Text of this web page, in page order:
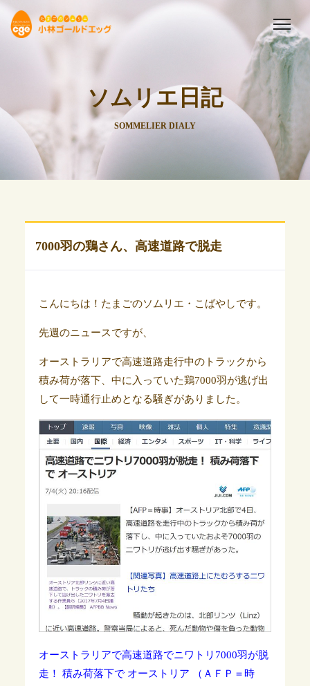
ソムリエ日記
SOMMELIER DIALY
7000羽の鶏さん、高速道路で脱走
こんにちは！たまごのソムリエ・こばやしです。
先週のニュースですが、
オーストラリアで高速道路走行中のトラックから
積み荷が落下、中に入っていた鶏7000羽が逃げ出
して一時通行止めとなる騒ぎがありました。
オーストラリアで高速道路でニワトリ7000羽が脱
走！ 積み荷落下で オーストリア （ＡＦＰ＝時